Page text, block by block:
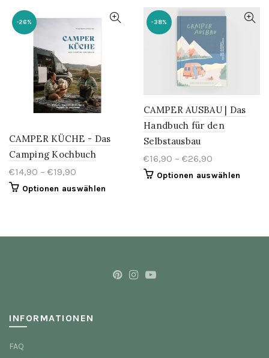
-26%
CAMPER KÜCHE - Das
Camping Kochbuch
€14,90 – €19,90
Optionen auswählen
-38%
CAMPER AUSBAU | Das
Handbuch für den
Selbstausbau
€16,90 – €26,90
Optionen auswählen
INFORMATIONEN
FAQ